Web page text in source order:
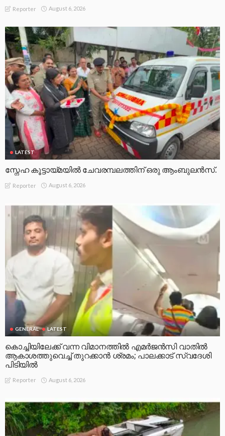
Reporter August 6, 2026
LATEST
സ്നേഹ കൂട്ടായ്മയിൽ ചേവരമ്പലത്തിന് ഒരു ആംബുലൻസ്.
Reporter August 6, 2026
GENERAL LATEST
കൊച്ചിയിലേക്ക് വന്ന വിമാനത്തിൽ എമർജൻസി വാതിൽ
ആകാശത്തുവെച്ച് തുറക്കാൻ ശ്രമം; പാലക്കാട് സ്വദേശി
പിടിയിൽ
Reporter August 6, 2026